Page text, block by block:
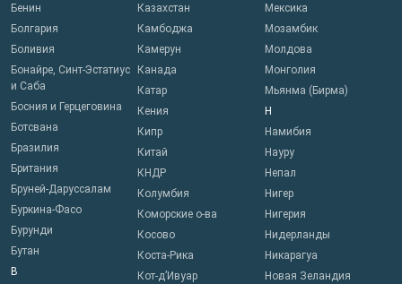
Бенин
Болгария
Боливия
Бонайре, Синт-Эстатиус
и Саба
Босния и Герцеговина
Ботсвана
Бразилия
Британия
Бруней-Даруссалам
Буркина-Фасо
Бурунди
Бутан
В
Казахстан
Камбоджа
Камерун
Канада
Катар
Кения
Кипр
Китай
КНДР
Колумбия
Коморские о-ва
Косово
Коста-Рика
Кот-д’Ивуар
Мексика
Мозамбик
Молдова
Монголия
Мьянма (Бирма)
Н
Намибия
Науру
Непал
Нигер
Нигерия
Нидерланды
Никарагуа
Новая Зеландия